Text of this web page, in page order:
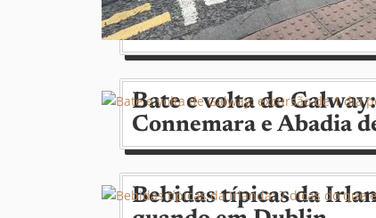
Na contramão: como é
Bate e volta de
Connemara e Abadia
Bebidas típicas da